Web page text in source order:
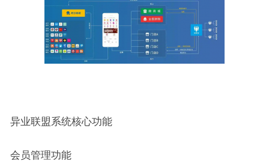
异业联盟系统核心功能
会员管理功能